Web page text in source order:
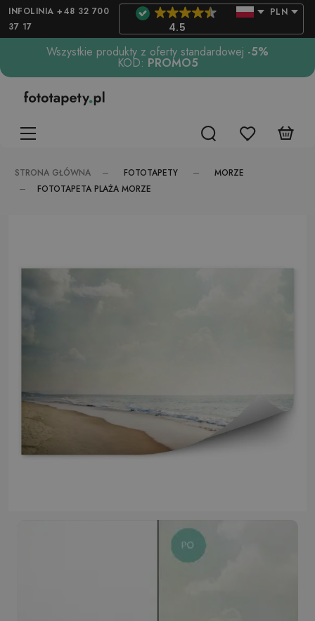
INFOLINIA +48 32 700
37 17
4.5
PLN
Wszystkie produkty z oferty standardowej -5%
KOD: PROMO5
STRONA GŁÓWNA FOTOTAPETY
MORZE
FOTOTAPETA PLAŻA MORZE